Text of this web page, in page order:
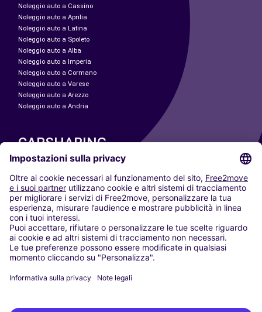
Noleggio auto a Cassino
Noleggio auto a Aprilia
Noleggio auto a Latina
Noleggio auto a Spoleto
Noleggio auto a Alba
Noleggio auto a Imperia
Noleggio auto a Cormano
Noleggio auto a Varese
Noleggio auto a Arezzo
Noleggio auto a Andria
CARSHARING
LE NOSTRE CITTÀ
Paris
Madrid
Washington DC
Milano
Roma
Torino
Vienna
Berlino
Düsseldorf